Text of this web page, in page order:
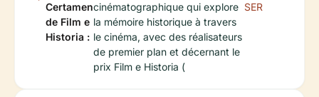
Certamen
de Film e
Historia :
cinématographique qui explore
la mémoire historique à travers
le cinéma, avec des réalisateurs
de premier plan et décernant le
prix Film e Historia (
SER